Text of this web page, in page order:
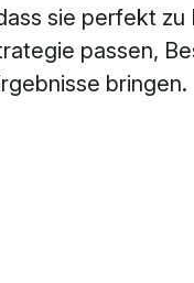
sie perfekt zu
passen,
bringen.